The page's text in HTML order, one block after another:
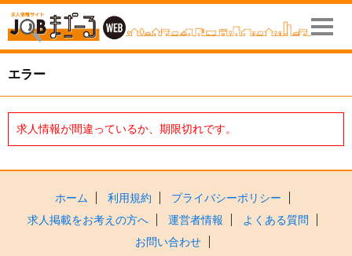
エラー
求人情報が間違っているか、期限切れです。
ホーム 利用規約
プライバシーポリシー
求人掲載をお考えの方へ
運営者情報
よくある質問
お問い合わせ